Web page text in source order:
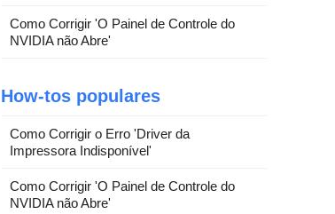
Como Corrigir 'O Painel de Controle do
NVIDIA não Abre'
How-tos populares
Como Corrigir o Erro 'Driver da
Impressora Indisponível'
Como Corrigir 'O Painel de Controle do
NVIDIA não Abre'